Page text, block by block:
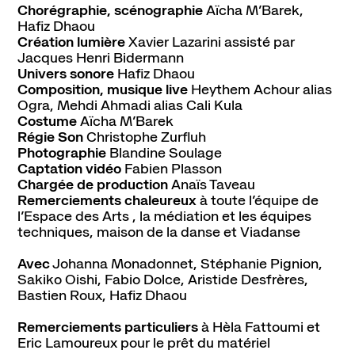
Chorégraphie, scénographieAïcha M’Barek,
Hafiz Dhaou
Création lumièreXavier Lazarini assisté par
Jacques Henri Bidermann
Univers sonoreHafiz Dhaou
Composition, musique liveHeythem Achour alias
Ogra, Mehdi Ahmadi alias Cali Kula
CostumeAïcha M’Barek
Régie SonChristophe Zurfluh
PhotographieBlandine Soulage
Captation vidéoFabien Plasson
Chargée de productionAnaïs Taveau
Remerciements chaleureuxà toute l’équipe de
l’Espace des Arts , la médiation et les équipes
techniques, maison de la danse et Viadanse
AvecJohanna Monadonnet, Stéphanie Pignion,
Sakiko Oishi, Fabio Dolce, Aristide Desfrères,
Bastien Roux, Hafiz Dhaou
Remerciements particuliersà Hèla Fattoumi et
Eric Lamoureux pour le prêt du matériel